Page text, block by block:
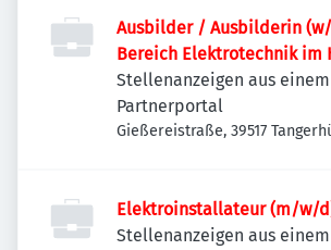
Ausbilder / Ausbilderin
Bereich Elektrotechnik im
Stellenanzeigen aus einem
Partnerportal
Gießereistraße, 39517
Elektroinstallateur (m/w/d)
Stellenanzeigen aus einem